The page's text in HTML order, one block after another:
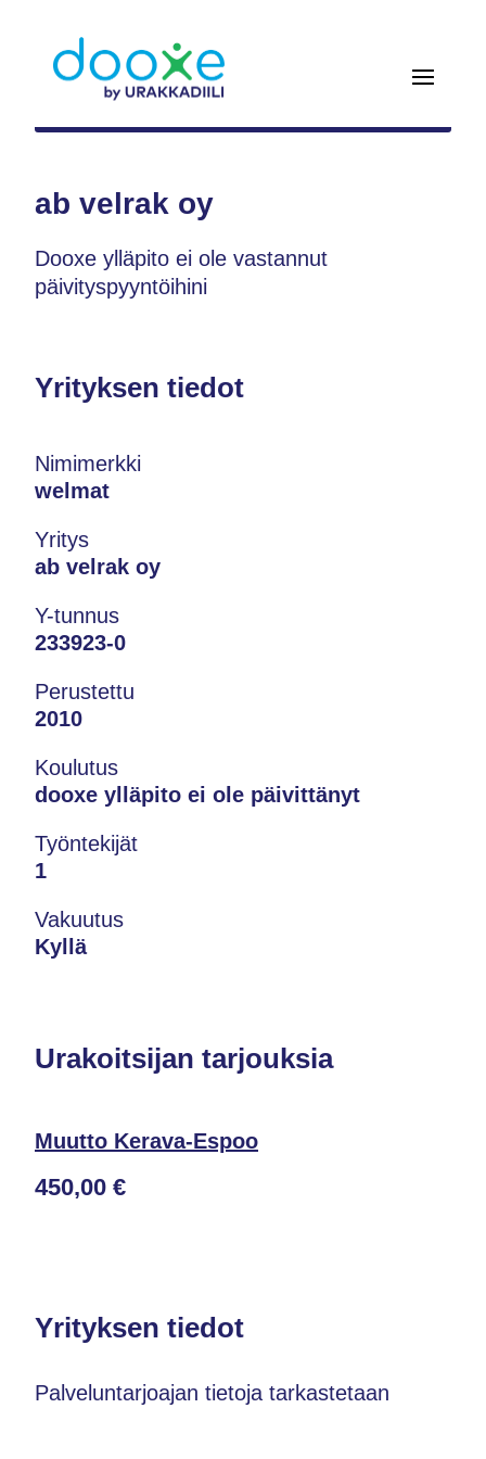
ab velrak oy
Dooxe ylläpito ei ole vastannut
päivityspyyntöihini
Yrityksen tiedot
Nimimerkki
welmat
Yritys
ab velrak oy
Y-tunnus
233923-0
Perustettu
2010
Koulutus
dooxe ylläpito ei ole päivittänyt
Työntekijät
1
Vakuutus
Kyllä
Urakoitsijan tarjouksia
Muutto Kerava-Espoo
450,00 €
Yrityksen tiedot
Palveluntarjoajan tietoja tarkastetaan